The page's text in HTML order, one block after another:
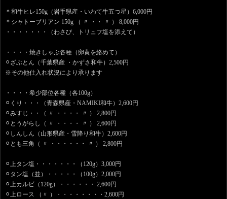
＊和牛ヒレ150g（岩手県産・いわて牛五つ星）6,000円
＊シャトーブリアン 150g （ 〃 ・・ 〃 ） 8,000円
・・・・・・・（わさび、トリュフ塩を添えて）
・・・・焼きしゃぶ各種（卵黄を絡めて）
⚪︎ざぶとん（千葉県産 ・かずさ和牛）2,500円
※その他仕入れ状況により承ります
・・・・希少部位各種（各100g）
⚪︎くり・・・（青森県産・NAMIKI和牛）2,600円
⚪︎みすじ・・（ 〃 ・・・・ 〃 ） 2,800円
⚪︎とうがらし（ 〃 ・・・・ 〃 ） 2,600円
⚪︎しんしん（山形県産・雪降り和牛）2,600円
⚪︎とも三角（ 〃 ・・・・・・ 〃 ） 2,800円
⚪︎上タン塩・・・・・・・（120g）3,000円
⚪︎タン塩（並）・・・・・（100g）2,000円
⚪︎上カルビ（120g）・・・・・・ 2,600円
⚪︎上ロース （〃 ）・・・・・・・・2,600円